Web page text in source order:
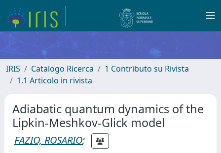
IRIS Catalogo Ricerca
1 Contributo su Rivista
1.1 Articolo in rivista
Adiabatic quantum dynamics of the
Lipkin-Meshkov-Glick model
FAZIO, ROSARIO;